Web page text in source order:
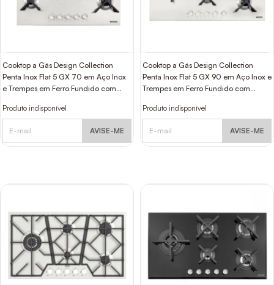
Cooktop a Gás Design Collection
Penta Inox Flat 5 GX 70 em Aço Inox
e Trempes em Ferro Fundido com
Queimadores Tramontina
Produto indisponível
AVISE-ME
Cooktop a Gás Design Collection
Penta Inox Flat 5 GX 90 em Aço Inox e
Trempes em Ferro Fundido com
Tramontina
Produto indisponível
AVISE-ME